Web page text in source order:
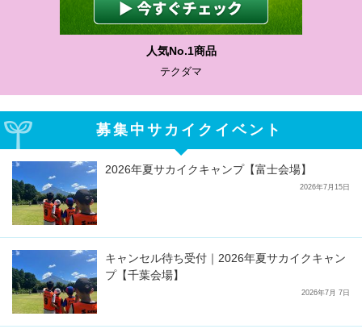
募集中サカイクイベント
2026年夏サカイクキャンプ【富士会場】
2026年7月15日
キャンセル待ち受付｜2026年夏サカイクキャン
プ【千葉会場】
2026年7月 7日